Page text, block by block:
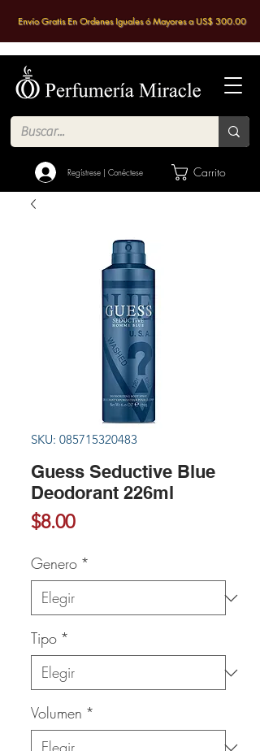
Regístrese | Conéctese Carrito
Envío Gratis En Ordenes Iguales ó Mayores a US$ 300.00
SKU: 085715320483
Guess Seductive Blue
Deodorant 226ml
$8.00Precio
Genero *
Tipo *
Volumen *